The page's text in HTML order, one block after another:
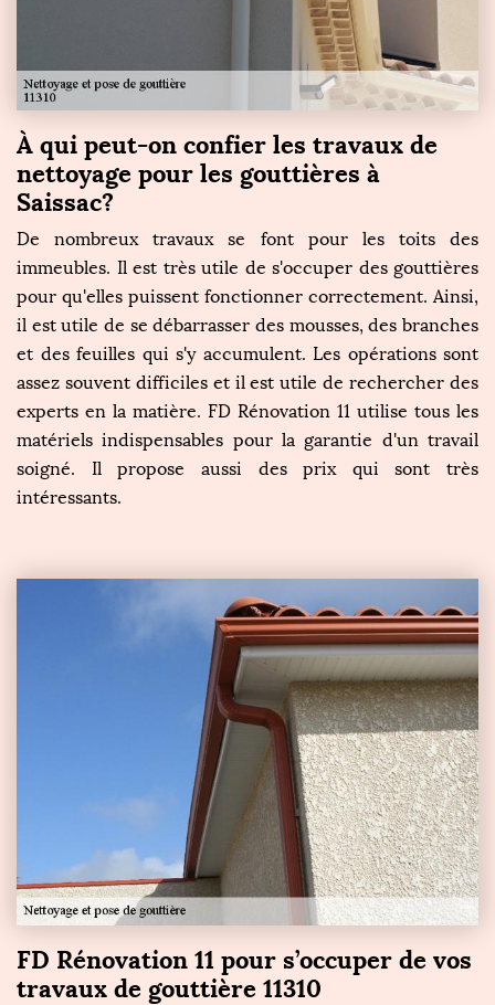
À qui peut-on confier les travaux de
nettoyage pour les gouttières à
Saissac?
De nombreux travaux se font pour les toits des
immeubles. Il est très utile de s'occuper des gouttières
pour qu'elles puissent fonctionner correctement. Ainsi,
il est utile de se débarrasser des mousses, des branches
et des feuilles qui s'y accumulent. Les opérations sont
assez souvent difficiles et il est utile de rechercher des
experts en la matière. FD Rénovation 11 utilise tous les
matériels indispensables pour la garantie d'un travail
soigné. Il propose aussi des prix qui sont très
intéressants.
FD Rénovation 11 pour s’occuper de vos
travaux de gouttière 11310